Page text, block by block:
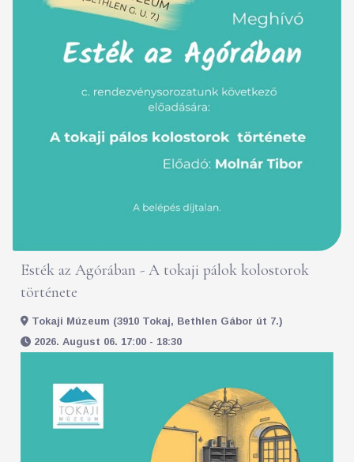
Esték az Agórában - A tokaji pálok kolostorok
története
Tokaji Múzeum (3910 Tokaj, Bethlen Gábor út 7.)
2026. August 06. 17:00 - 18:30